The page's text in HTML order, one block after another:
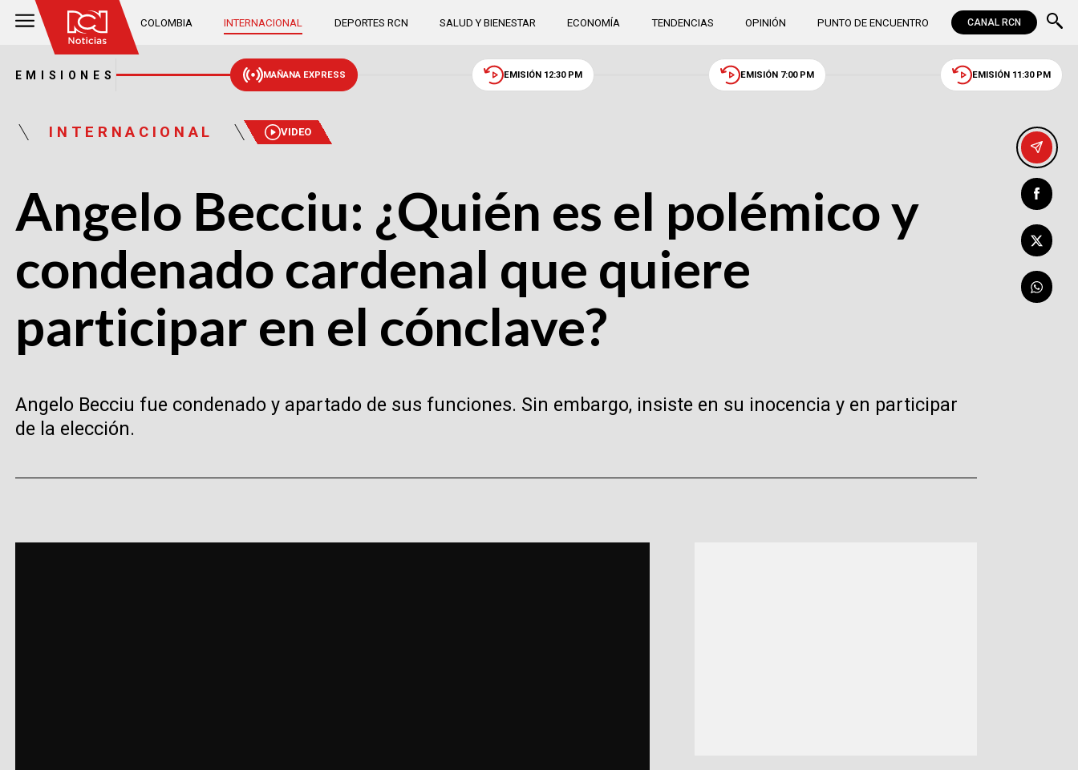
COLOMBIA INTERNACIONAL DEPORTES RCN SALUD Y BIENESTAR ECONOMÍA TENDENCIAS OPINIÓN PUNTO DE ENCUENTRO CANAL RCN
EMISIONES MAÑANA EXPRESS EMISIÓN 12:30 PM EMISIÓN 7:00 PM EMISIÓN 11:30 PM
INTERNACIONAL VIDEO
Angelo Becciu: ¿Quién es el polémico y
condenado cardenal que quiere
participar en el cónclave?
Angelo Becciu fue condenado y apartado de sus funciones. Sin embargo, insiste en su inocencia y en participar
de la elección.